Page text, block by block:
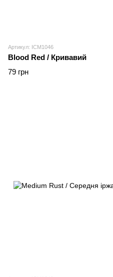
Артикул: ICM1046
Blood Red / Кривавий
79 грн